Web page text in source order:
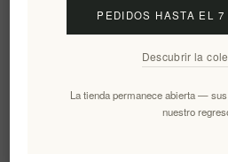
a
PEDIDOS HASTA EL 7
Descubrir la
La tienda permanece abierta —
nuestro